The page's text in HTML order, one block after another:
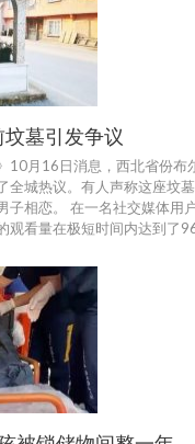
墓引发争议
10月16日消息，西北省份布
全城热议。有人声称这座坟
子相恋。 在一名社交媒体用
观看量在极短时间内达到了